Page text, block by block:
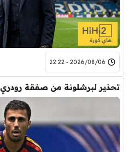
2026/08/06 - 22:22
تحذير لبرشلونة من صفقة رودري